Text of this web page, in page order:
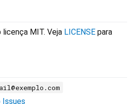
MIT. Veja LICENSE para
Issues